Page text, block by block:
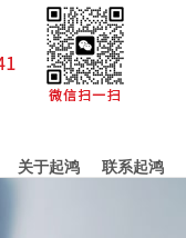
关于起鸿 联系起鸿